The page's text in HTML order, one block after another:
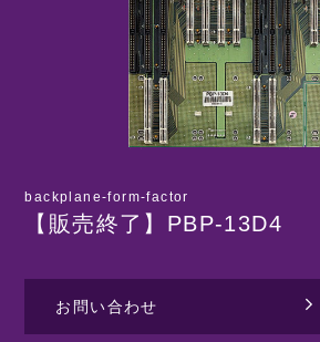
backplane-form-factor
【販売終了】PBP-13D4
お問い合わせ